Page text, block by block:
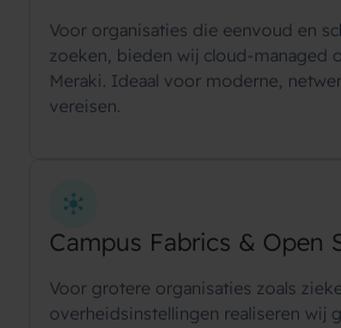
Voor organisaties die eenvoud en
zoeken, bieden wij cloud-managed
Meraki. Ideaal voor moderne,
vereisen.
Campus Fabrics & Open
Voor grotere organisaties zoals
overheidsinstellingen realiseren wij